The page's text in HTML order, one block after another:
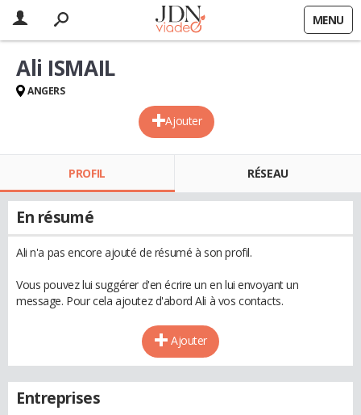
MENU
Ajouter
Ali ISMAIL
ANGERS
PROFIL RÉSEAU
En résumé
Ali n'a pas encore ajouté de résumé à son profil.
Vous pouvez lui suggérer d'en écrire un en lui envoyant un
message. Pour cela ajoutez d'abord Ali à vos contacts.
Ajouter
Entreprises